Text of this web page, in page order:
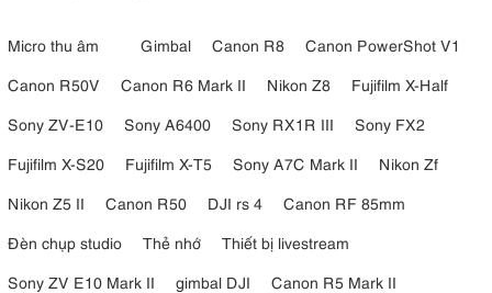
Micro thu âm Gimbal Canon R8
Canon PowerShot V1
Canon R50V
Canon R6 Mark II Nikon Z8
Fujifilm X-Half
Sony ZV-E10
Sony A6400 Sony RX1R III
Sony FX2
Fujifilm X-S20
Fujifilm X-T5 Sony A7C Mark II
Nikon Zf
Nikon Z5 II
Canon R50 DJI rs 4
Canon RF 85mm
Đèn chụp studio
Thẻ nhớ
Thiết bị livestream
Sony ZV E10 Mark II
gimbal DJI
Canon R5 Mark II